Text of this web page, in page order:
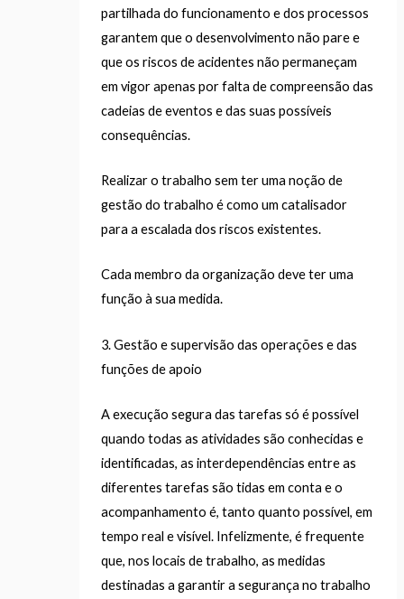
partilhada do funcionamento e dos processos
garantem que o desenvolvimento não pare e
que os riscos de acidentes não permaneçam
em vigor apenas por falta de compreensão das
cadeias de eventos e das suas possíveis
consequências.
Realizar o trabalho sem ter uma noção de
gestão do trabalho é como um catalisador
para a escalada dos riscos existentes.
Cada membro da organização deve ter uma
função à sua medida.
3. Gestão e supervisão das operações e das
funções de apoio
A execução segura das tarefas só é possível
quando todas as atividades são conhecidas e
identificadas, as interdependências entre as
diferentes tarefas são tidas em conta e o
acompanhamento é, tanto quanto possível, em
tempo real e visível. Infelizmente, é frequente
que, nos locais de trabalho, as medidas
destinadas a garantir a segurança no trabalho